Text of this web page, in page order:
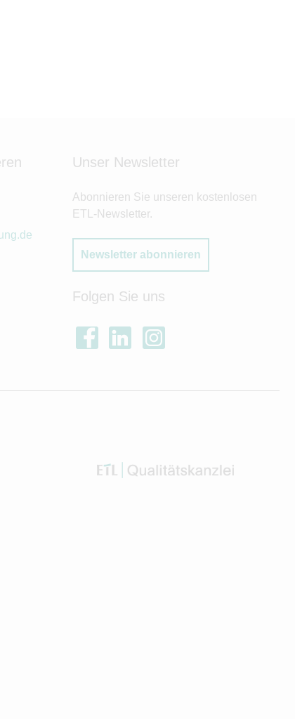
Unser Newsletter
Abonnieren Sie unseren kostenlosen
ETL-Newsletter.
Newsletter abonnieren
Folgen Sie uns